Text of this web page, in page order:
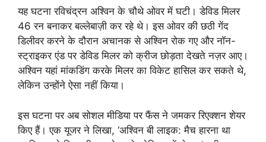
यह घटना रविचंद्रन अश्विन के चौथे ओवर में घटी। डेविड मिलर
46 रन बनाकर बल्लेबाज़ी कर रहे थे। इस ओवर की छठी गेंद
डिलीवर करने के दौरान अचानक से अश्विन रोक गए और नॉन-
स्ट्राइकर एंड पर डेविड मिलर को क्रीज छोड़ता देखते नज़र आए।
अश्विन यहां मांकडिंग करके मिलर का विकेट हासिल कर सकते थे,
लेकिन उन्होंने ऐसा नहीं किया।
इस घटना पर अब सोशल मीडिया पर फैंस ने जमकर रिएक्शन शेयर
किए हैं। एक यूजर ने लिखा, ‘अश्विन बी लाइक: मैच हारना था